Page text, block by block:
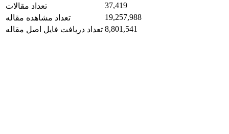
تعداد مقالات
37,419
تعداد مشاهده مقاله
19,257,988
تعداد دریافت فایل اصل مقاله 8,801,541